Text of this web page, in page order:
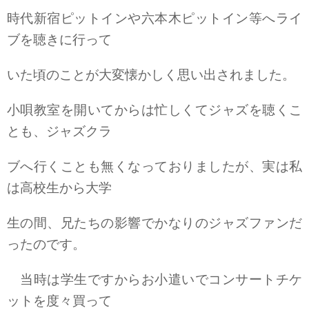
時代新宿ピットインや六本木ピットイン等へライ
ブを聴きに行って
いた頃のことが大変懐かしく思い出されました。
小唄教室を開いてからは忙しくてジャズを聴くこ
とも、ジャズクラ
ブへ行くことも無くなっておりましたが、実は私
は高校生から大学
生の間、兄たちの影響でかなりのジャズファンだ
ったのです。
当時は学生ですからお小遣いでコンサートチケ
ットを度々買って